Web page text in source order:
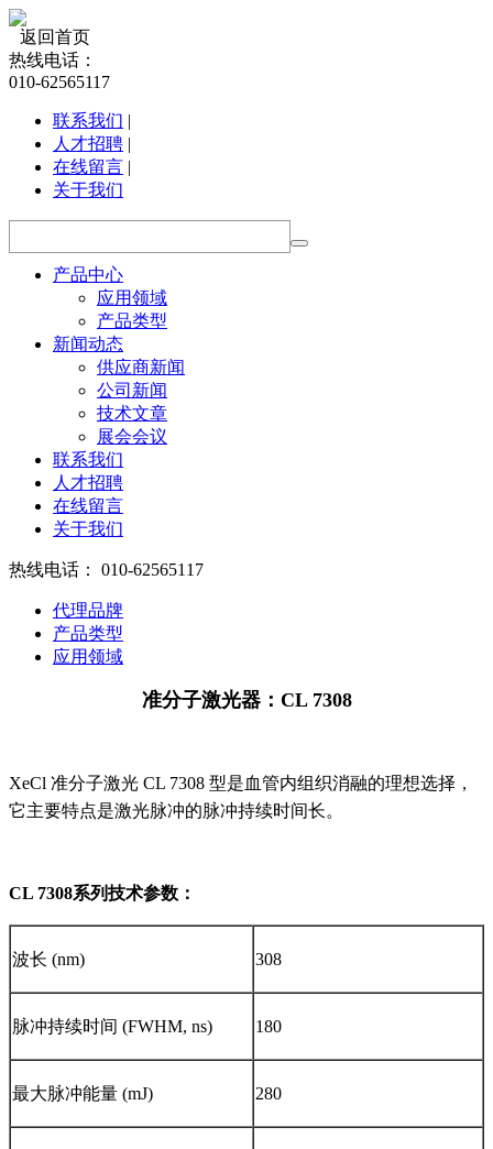
返回首页
热线电话：
010-62565117
联系我们 |
人才招聘 |
在线留言 |
关于我们
产品中心
应用领域
产品类型
新闻动态
供应商新闻
公司新闻
技术文章
展会会议
联系我们
人才招聘
在线留言
关于我们
热线电话： 010-62565117
代理品牌
产品类型
应用领域
准分子激光器：CL 7308
XeCl 准分子激光 CL 7308 型是血管内组织消融的理想选择，
它主要特点是激光脉冲的脉冲持续时间长。
CL 7308系列技术参数：
波长 (nm) 308
脉冲持续时间 (FWHM, ns) 180
最大脉冲能量 (mJ) 280